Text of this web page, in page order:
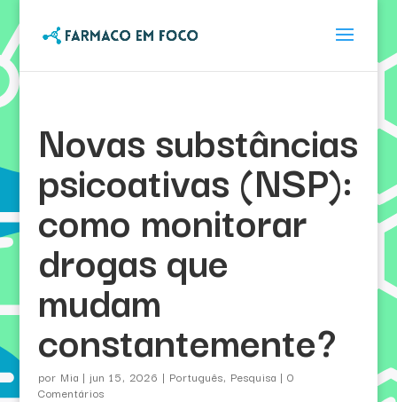
Novas substâncias
psicoativas (NSP):
como monitorar
drogas que
mudam
constantemente?
por Mia | jun 15, 2026 | Português, Pesquisa | 0
Comentários